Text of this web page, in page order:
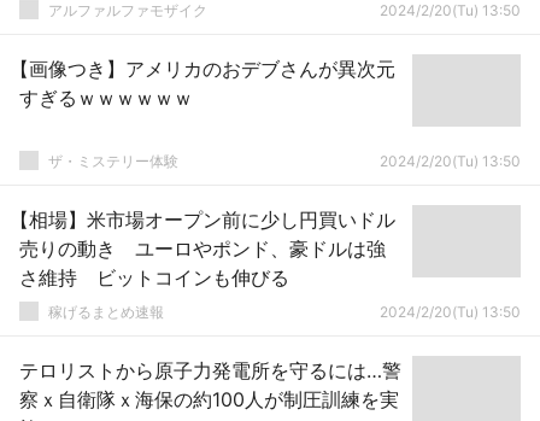
アルファルファモザイク 2024/2/20(Tu) 13:50
【画像つき】アメリカのおデブさんが異次元
すぎるｗｗｗｗｗｗ
ザ・ミステリー体験 2024/2/20(Tu) 13:50
【相場】米市場オープン前に少し円買いドル
売りの動き ユーロやポンド、豪ドルは強
さ維持 ビットコインも伸びる
稼げるまとめ速報 2024/2/20(Tu) 13:50
テロリストから原子力発電所を守るには…警
察ｘ自衛隊ｘ海保の約100人が制圧訓練を実